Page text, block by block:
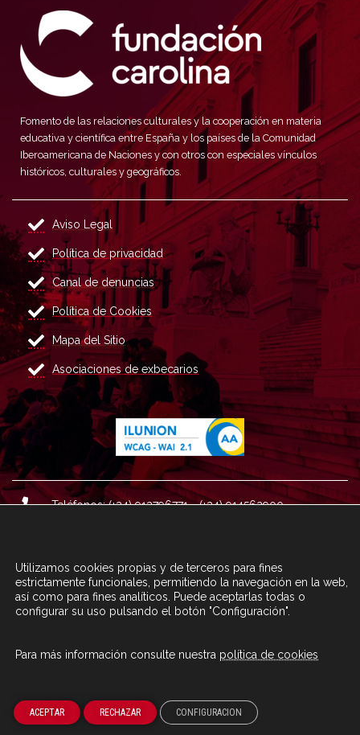
Fomento de las relaciones culturales y la cooperación en materia
educativa y científica entre España y los países de la Comunidad
Iberoamericana de Naciones y con otros con especiales vínculos
históricos, culturales y geográficos.
Aviso Legal
Política de privacidad
Canal de denuncias
Política de Cookies
Mapa del Sitio
Asociaciones de exbecarios
Teléfonos: (+34) 913796771 - (+34) 914562900
Correo : informacion@fundacioncarolina.es
CONTACTA CON FCA TRAVÉS DEL
Utilizamos cookies propias y de terceros para fines
estrictamente funcionales, permitiendo la navegación en la web,
así como para fines analíticos. Puede aceptarlas todas o
configurar su uso pulsando el botón "Configuración".
Para más información consulte nuestra política de cookies
ACEPTAR RECHAZAR CONFIGURACION